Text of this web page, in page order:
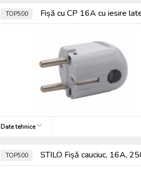
TOP500 Fișă cu CP 16A cu iesire
Date tehnice
TOP500 STILO Fișă cauciuc, 16A,